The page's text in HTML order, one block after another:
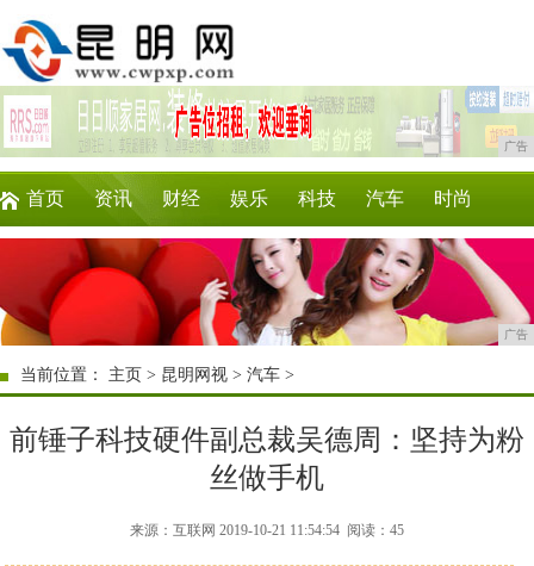
广告
首页 资讯 财经 娱乐 科技 汽车 时尚
游戏 美食 商讯 理财 微商
广告
当前位置： 主页 > 昆明网视 >汽车 >
前锤子科技硬件副总裁吴德周：坚持为粉
丝做手机
来源：互联网 2019-10-21 11:54:54 阅读：45